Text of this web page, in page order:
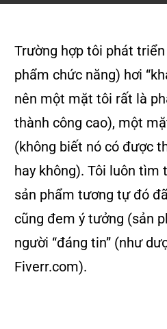
Trường hợp tôi phát
phẩm chức năng) hơi
nên một mặt tôi rất là
thành công cao), một
(không biết nó có được
hay không). Tôi luôn tìm
sản phẩm tương tự đó
cũng đem ý tưởng (sản
người “đáng tin” (như
Fiverr.com).